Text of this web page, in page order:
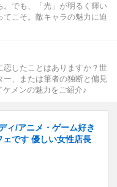
。でも、「光」が明るく輝い
こそ。敵キャラの魅力に迫
恋したことはありますか？世
、または筆者の独断と偏見
ケメンの魅力をご紹介♪
ィ/アニメ・ゲーム好き
です 優しい女性店長